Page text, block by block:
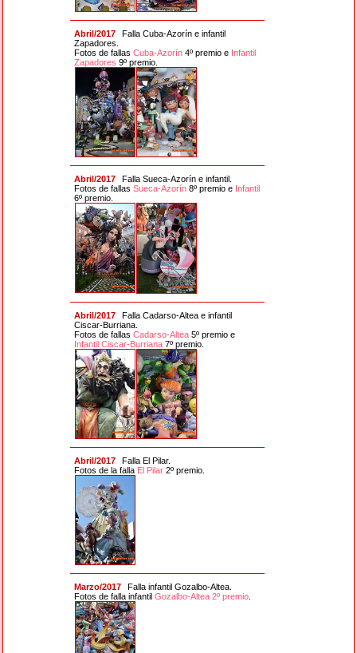
Abril/2017
Falla Cuba-Azorín e infantil
Zapadores.
Fotos de fallas Cuba-Azorín4º premio e Infantil
Zapadores 9º premio.
Abril/2017
Falla Sueca-Azorín e infantil.
Fotos de fallas Sueca-Azorín8º premio e Infantil
6º premio.
Abril/2017
Falla Cadarso-Altea e infantil
Ciscar-Burriana.
Fotos de fallas Cadarso-Altea5º premio e
Infantil Ciscar-Burriana7º premio.
Abril/2017
Falla El Pilar.
Fotos de la falla El Pilar2º premio.
Marzo/2017
Falla infantil Gozalbo-Altea.
Fotos de falla infantil Gozalbo-Altea 2º premio.